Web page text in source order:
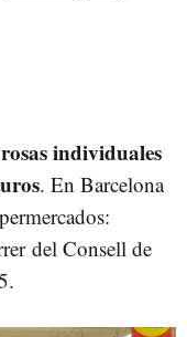
rosas individuales
. En Barcelona
del Consell de